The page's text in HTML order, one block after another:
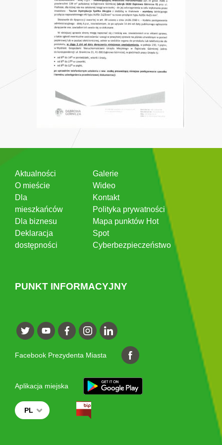
Aktualności
O mieście
Dla
mieszkańców
Dla biznesu
Deklaracja
dostępności
Galerie
Wideo
Kontakt
Polityka prywatności
Mapa punktów Hot
Spot
Cyberbezpieczeństwo
PUNKT INFORMACYJNY
Facebook Prezydenta Miasta
Aplikacja miejska
PL